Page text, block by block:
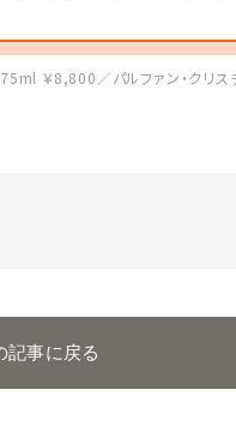
￥8,800／パルファン・クリス
記事に戻る